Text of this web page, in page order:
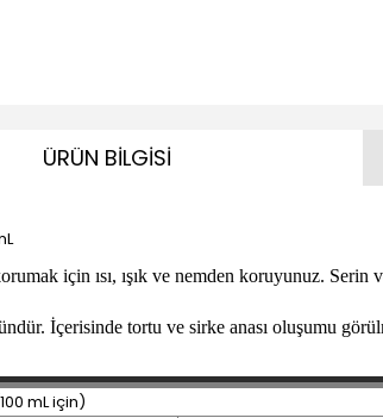
ÜRÜN BİLGİSİ
için ısı, ışık ve nemden koruyunuz. Serin
İçerisinde tortu ve sirke anası oluşumu
mL için)